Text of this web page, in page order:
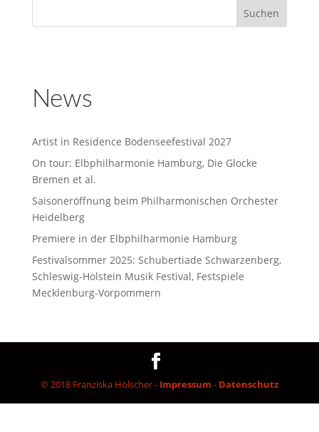
News
Artist in Residence Bodenseefestival 2027
On tour: Elbphilharmonie Hamburg, Die Glocke
Bremen et al.
Saisoneröffnung beim Philharmonischen Orchester
Heidelberg
Premiere in der Elbphilharmonie Hamburg
Festivalsommer 2025: Schubertiade Schwarzenberg,
Schleswig-Holstein Musik Festival, Festspiele
Mecklenburg-Vorpommern
© 2018 Franziska Hölscher - Impressum - Datenschutz